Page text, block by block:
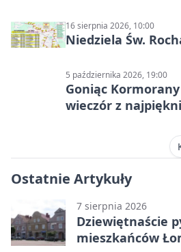
16 sierpnia 2026, 10:00
Niedziela Św.
5 października 2026, 19:00
Goniąc
wieczór z
Ostatnie Artykuły
7 sierpnia 2026
Dziewiętnaście
mieszkańców